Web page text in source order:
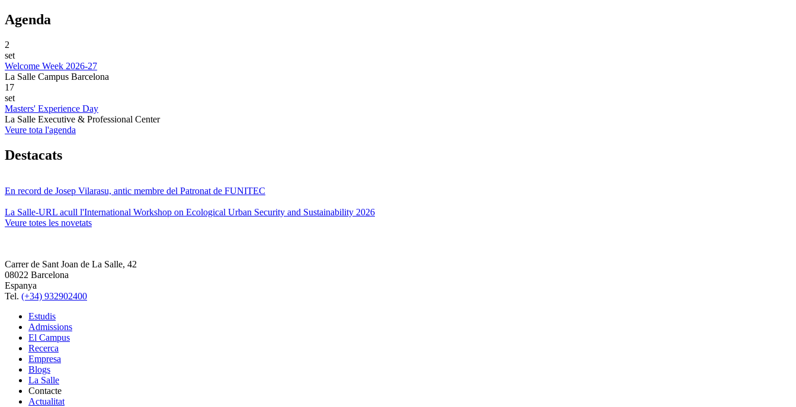
Agenda
2
set
Welcome Week 2026-27
La Salle Campus Barcelona
17
set
Masters' Experience Day
La Salle Executive & Professional Center
Veure tota l'agenda
Destacats
En record de Josep Vilarasu, antic membre del Patronat de FUNITEC
La Salle-URL acull l'International Workshop on Ecological Urban Security and Sustainability 2026
Veure totes les novetats
Carrer de Sant Joan de La Salle, 42
08022 Barcelona
Espanya
Tel. (+34) 932902400
Estudis
Admissions
El Campus
Recerca
Empresa
Blogs
La Salle
Contacte
Actualitat